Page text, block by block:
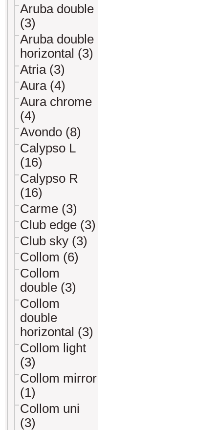
Aruba double
(3)
Aruba double
horizontal (3)
Atria (3)
Aura (4)
Aura chrome
(4)
Avondo (8)
Calypso L
(16)
Calypso R
(16)
Carme (3)
Club edge (3)
Club sky (3)
Collom (6)
Collom
double (3)
Collom
double
horizontal (3)
Collom light
(3)
Collom mirror
(1)
Collom uni
(3)